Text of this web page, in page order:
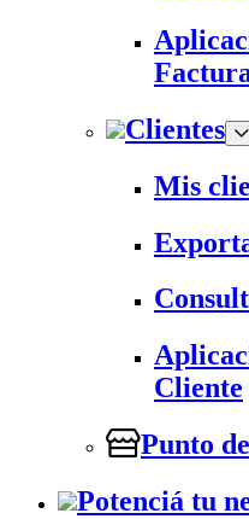
Clientes
Mis
Cliente
Punto
Potenciá tu